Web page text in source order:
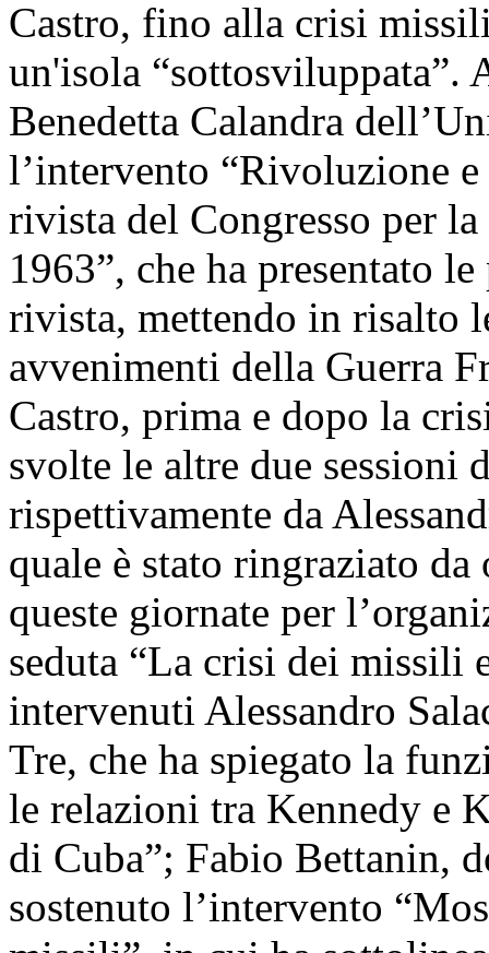
Castro, fino alla crisi
un'isola “sottosviluppata”.
Benedetta Calandra
l’intervento “Rivoluzione
rivista del Congresso per
1963”, che ha presentato
rivista, mettendo in risalto
avvenimenti della Guerra
Castro, prima e dopo la
svolte le altre due sessioni
rispettivamente da
quale è stato ringraziato
queste giornate per
seduta “La crisi dei missili
intervenuti Alessandro
Tre, che ha spiegato la
le relazioni tra Kennedy e
di Cuba”; Fabio Bettanin,
sostenuto l’intervento